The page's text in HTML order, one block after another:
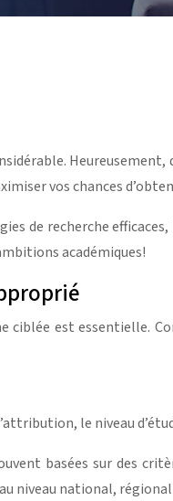
vos chances
de recherche
académiques!
ciblée est essentielle.
le niveau
basées sur des
niveau national,